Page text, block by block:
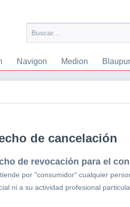
Navigon Medion
de cancelación
de revocación para el
por "consumidor" cualquier
ni a su actividad profesional